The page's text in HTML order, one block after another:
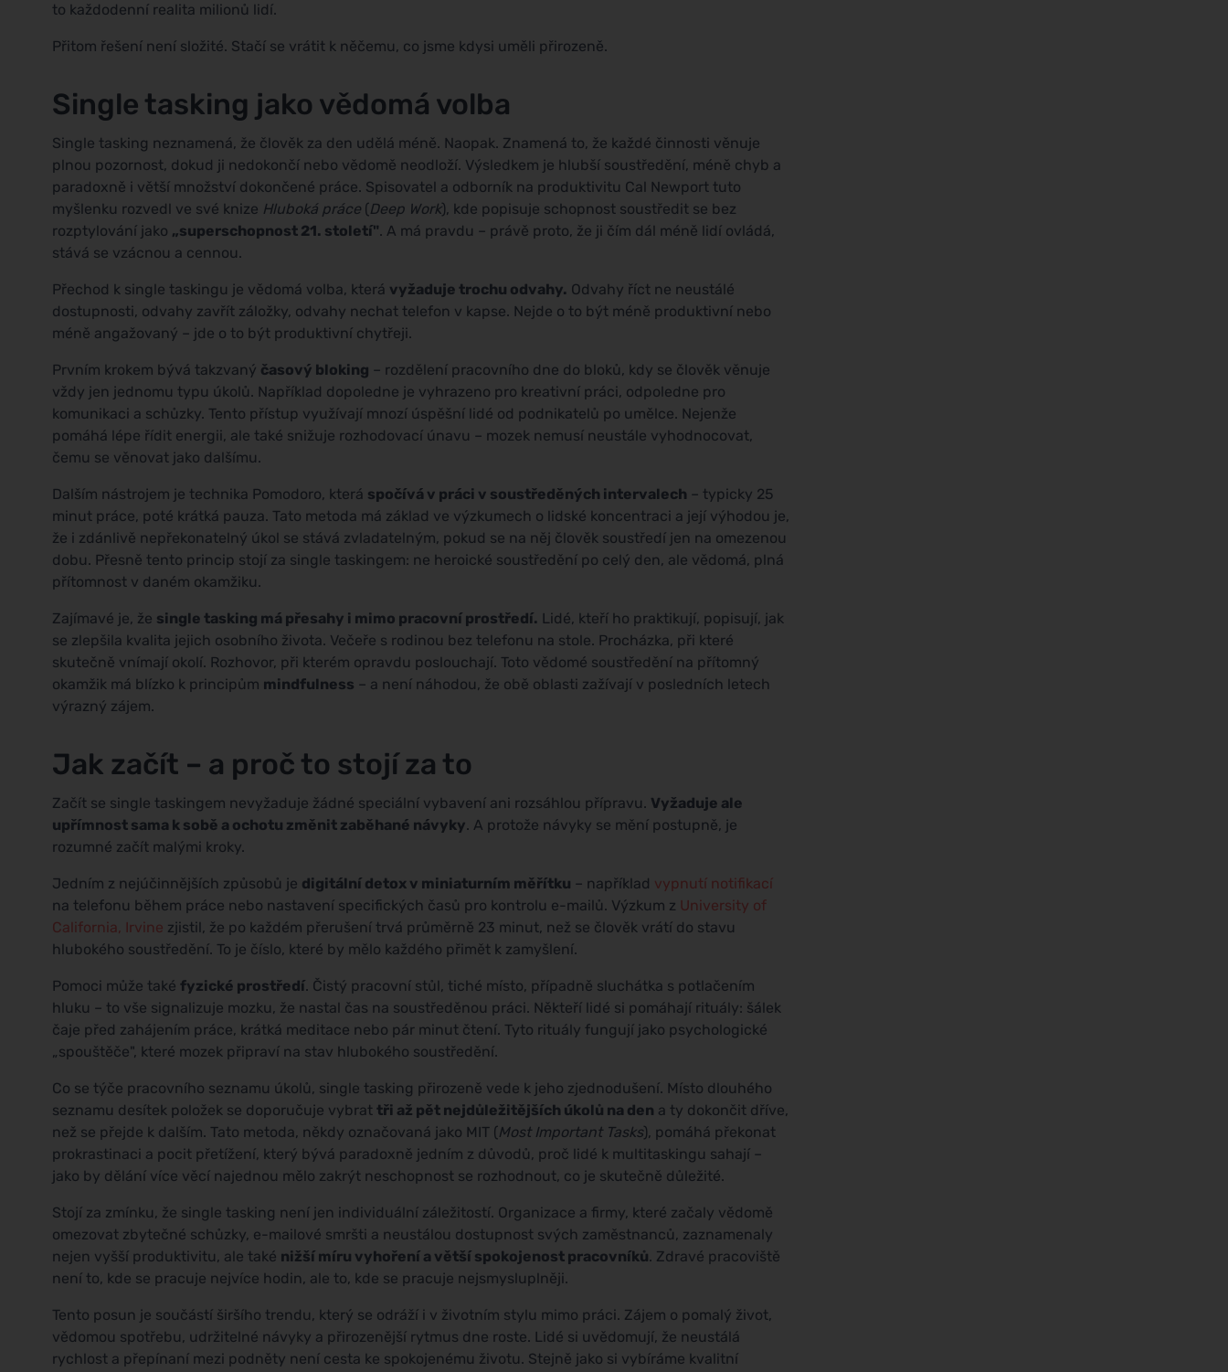
to každodenní realita milionů lidí.
Přitom řešení není složité. Stačí se vrátit k něčemu, co jsme kdysi uměli přirozeně.
Single tasking jako vědomá volba
Single tasking neznamená, že člověk za den udělá méně. Naopak. Znamená to, že každé činnosti věnuje
plnou pozornost, dokud ji nedokončí nebo vědomě neodloží. Výsledkem je hlubší soustředění, méně chyb a
paradoxně i větší množství dokončené práce. Spisovatel a odborník na produktivitu Cal Newport tuto
myšlenku rozvedl ve své knize Hluboká práce (Deep Work), kde popisuje schopnost soustředit se bez
rozptylování jako „superschopnost 21. století". A má pravdu – právě proto, že ji čím dál méně lidí ovládá,
stává se vzácnou a cennou.
Přechod k single taskingu je vědomá volba, která vyžaduje trochu odvahy. Odvahy říct ne neustálé
dostupnosti, odvahy zavřít záložky, odvahy nechat telefon v kapse. Nejde o to být méně produktivní nebo
méně angažovaný – jde o to být produktivní chytřeji.
Prvním krokem bývá takzvaný časový bloking – rozdělení pracovního dne do bloků, kdy se člověk věnuje
vždy jen jednomu typu úkolů. Například dopoledne je vyhrazeno pro kreativní práci, odpoledne pro
komunikaci a schůzky. Tento přístup využívají mnozí úspěšní lidé od podnikatelů po umělce. Nejenže
pomáhá lépe řídit energii, ale také snižuje rozhodovací únavu – mozek nemusí neustále vyhodnocovat,
čemu se věnovat jako dalšímu.
Dalším nástrojem je technika Pomodoro, která spočívá v práci v soustředěných intervalech – typicky 25
minut práce, poté krátká pauza. Tato metoda má základ ve výzkumech o lidské koncentraci a její výhodou je,
že i zdánlivě nepřekonatelný úkol se stává zvladatelným, pokud se na něj člověk soustředí jen na omezenou
dobu. Přesně tento princip stojí za single taskingem: ne heroické soustředění po celý den, ale vědomá, plná
přítomnost v daném okamžiku.
Zajímavé je, že single tasking má přesahy i mimo pracovní prostředí. Lidé, kteří ho praktikují, popisují, jak
se zlepšila kvalita jejich osobního života. Večeře s rodinou bez telefonu na stole. Procházka, při které
skutečně vnímají okolí. Rozhovor, při kterém opravdu poslouchají. Toto vědomé soustředění na přítomný
okamžik má blízko k principům mindfulness – a není náhodou, že obě oblasti zažívají v posledních letech
výrazný zájem.
Jak začít – a proč to stojí za to
Začít se single taskingem nevyžaduje žádné speciální vybavení ani rozsáhlou přípravu. Vyžaduje ale
upřímnost sama k sobě a ochotu změnit zaběhané návyky. A protože návyky se mění postupně, je
rozumné začít malými kroky.
Jedním z nejúčinnějších způsobů je digitální detox v miniaturním měřítku – například vypnutí notifikací
na telefonu během práce nebo nastavení specifických časů pro kontrolu e-mailů. Výzkum z University of
California, Irvine zjistil, že po každém přerušení trvá průměrně 23 minut, než se člověk vrátí do stavu
hlubokého soustředění. To je číslo, které by mělo každého přimět k zamyšlení.
Pomoci může také fyzické prostředí. Čistý pracovní stůl, tiché místo, případně sluchátka s potlačením
hluku – to vše signalizuje mozku, že nastal čas na soustředěnou práci. Někteří lidé si pomáhají rituály: šálek
čaje před zahájením práce, krátká meditace nebo pár minut čtení. Tyto rituály fungují jako psychologické
„spouštěče", které mozek připraví na stav hlubokého soustředění.
Co se týče pracovního seznamu úkolů, single tasking přirozeně vede k jeho zjednodušení. Místo dlouhého
seznamu desítek položek se doporučuje vybrat tři až pět nejdůležitějších úkolů na den a ty dokončit dříve,
než se přejde k dalším. Tato metoda, někdy označovaná jako MIT (Most Important Tasks), pomáhá překonat
prokrastinaci a pocit přetížení, který bývá paradoxně jedním z důvodů, proč lidé k multitaskingu sahají –
jako by dělání více věcí najednou mělo zakrýt neschopnost se rozhodnout, co je skutečně důležité.
Stojí za zmínku, že single tasking není jen individuální záležitostí. Organizace a firmy, které začaly vědomě
omezovat zbytečné schůzky, e-mailové smršti a neustálou dostupnost svých zaměstnanců, zaznamenaly
nejen vyšší produktivitu, ale také nižší míru vyhoření a větší spokojenost pracovníků. Zdravé pracoviště
není to, kde se pracuje nejvíce hodin, ale to, kde se pracuje nejsmysluplněji.
Tento posun je součástí širšího trendu, který se odráží i v životním stylu mimo práci. Zájem o pomalý život,
vědomou spotřebu, udržitelné návyky a přirozenější rytmus dne roste. Lidé si uvědomují, že neustálá
rychlost a přepínaní mezi podněty není cesta ke spokojenému životu. Stejně jako si vybíráme kvalitní